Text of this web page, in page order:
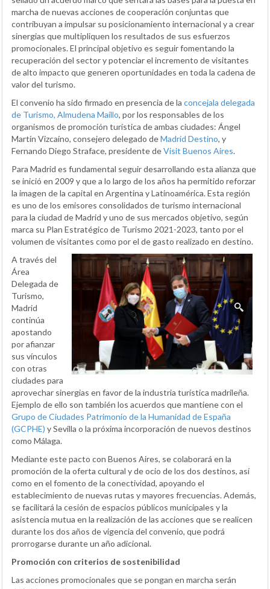
marcha de nuevas acciones de cooperación conjuntas que
contribuyan a impulsar su posicionamiento internacional y a crear
sinergias que multipliquen los resultados de sus esfuerzos
promocionales. El principal objetivo es seguir fomentando la
recuperación del sector y potenciar el incremento de visitantes
de alto impacto que generen oportunidades en toda la cadena de
valor del turismo.
El convenio ha sido firmado en presencia de la concejala delegada
de Turismo, Almudena Maíllo, por los responsables de los
organismos de promoción turística de ambas ciudades: Ángel
Martín Vizcaíno, consejero delegado deMadrid Destino, y
Fernando Diego Straface, presidente deVisit Buenos Aires.
Para Madrid es fundamental seguir desarrollando esta alianza que
se inició en 2009 y que a lo largo de los años ha permitido reforzar
la imagen de la capital en Argentina y Latinoamérica. Esta región
es uno de los emisores consolidados de turismo internacional
para la ciudad de Madrid y uno de sus mercados objetivo, según
marca su Plan Estratégico de Turismo 2021-2023, tanto por el
volumen de visitantes como por el de gasto realizado en destino.
A través del
Área
Delegada de
Turismo,
Madrid
continúa
apostando
por afianzar
sus vínculos
con otras
ciudades para
aprovechar sinergias en favor de la industria turística madrileña.
Ejemplo de ello son también los acuerdos que mantiene con el
Grupo de Ciudades Patrimonio de la Humanidad de España
(GCPHE) y Sevilla o la próxima incorporación de nuevos destinos
como Málaga.
Mediante este pacto con Buenos Aires, se colaborará en la
promoción de la oferta cultural y de ocio de los dos destinos, así
como en el fomento de la conectividad, apoyando el
establecimiento de nuevas rutas y mayores frecuencias. Además,
se facilitará la cesión de espacios públicos municipales y la
asistencia mutua en la realización de las acciones que se realicen
durante los dos años de vigencia del convenio, que podrá
prorrogarse durante un año adicional.
Promoción con criterios de sostenibilidad
Las acciones promocionales que se pongan en marcha serán